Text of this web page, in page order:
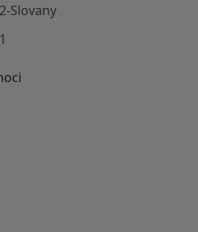
Slovany